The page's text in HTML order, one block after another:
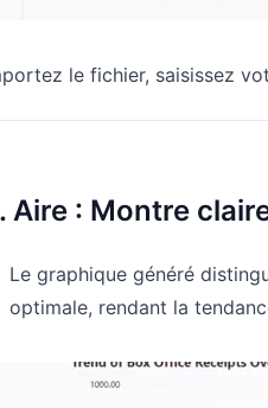
le fichier, saisissez
Aire : Montre
Le graphique généré
optimale, rendant la